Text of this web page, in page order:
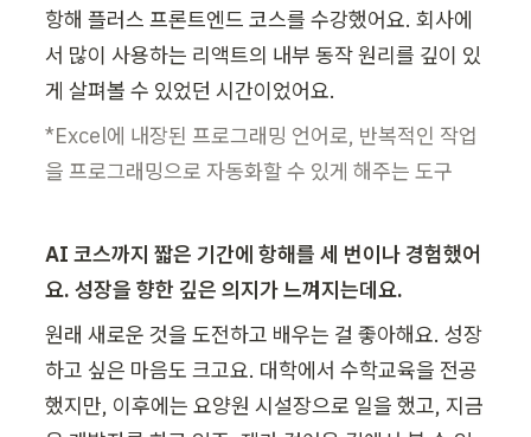
항해 플러스 프론트엔드 코스를 수강했어요. 회사에
서 많이 사용하는 리액트의 내부 동작 원리를 깊이 있
게 살펴볼 수 있었던 시간이었어요.
*Excel에 내장된 프로그래밍 언어로, 반복적인 작업
을 프로그래밍으로 자동화할 수 있게 해주는 도구
AI 코스까지 짧은 기간에 항해를 세 번이나 경험했어
요. 성장을 향한 깊은 의지가 느껴지는데요.
원래 새로운 것을 도전하고 배우는 걸 좋아해요. 성장
하고 싶은 마음도 크고요. 대학에서 수학교육을 전공
했지만, 이후에는 요양원 시설장으로 일을 했고, 지금